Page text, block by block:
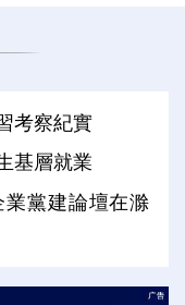
考察紀實
基層就業
黨建論壇在滁